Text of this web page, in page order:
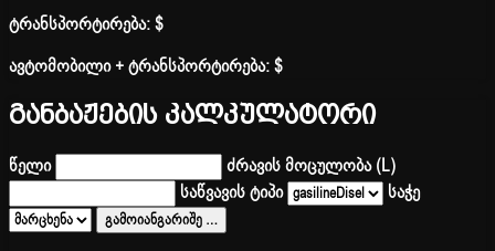
ტრანსპორტირება:$
ავტომობილი + ტრანსპორტირება:$
განბაჟების კალკულატორი
წელი
ძრავის მოცულობა (L)
საწვავის ტიპი
საჭე
გამოიანგარიშე …